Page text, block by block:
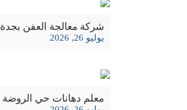
شركة معالجة العفن بجدة
يوليو 26, 2026
معلم دهانات حي الروضة